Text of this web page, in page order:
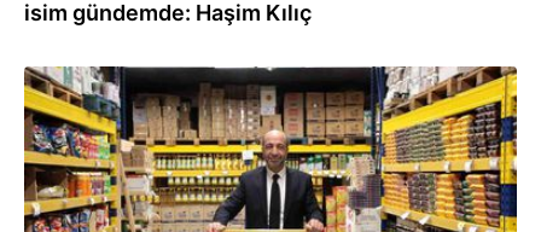
isim gündemde: Haşim Kılıç
29.03.2022